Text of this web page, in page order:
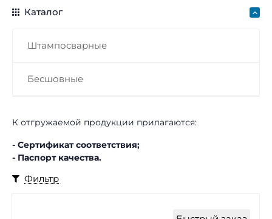
Каталог
Штампосварные
Бесшовные
К отгружаемой продукции прилагаются:
- Сертификат соответствия;
- Паспорт качества.
Фильтр